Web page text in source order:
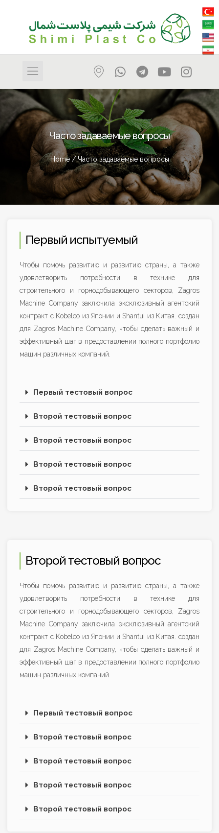
Часто задаваемые вопросы
Home/ Часто задаваемые вопросы
Первый испытуемый
Чтобы помочь развитию и развитию страны, а также
удовлетворить потребности в технике для
строительного и горнодобывающего секторов, Zagros
Machine Company заключила эксклюзивный агентский
контракт с Kobelco из Японии и Shantui из Китая. создан
для Zagros Machine Company, чтобы сделать важный и
эффективный шаг в предоставлении полного портфолио
машин различных компаний.
Первый тестовый вопрос
Второй тестовый вопрос
Второй тестовый вопрос
Второй тестовый вопрос
Второй тестовый вопрос
Второй тестовый вопрос
Чтобы помочь развитию и развитию страны, а также
удовлетворить потребности в технике для
строительного и горнодобывающего секторов, Zagros
Machine Company заключила эксклюзивный агентский
контракт с Kobelco из Японии и Shantui из Китая. создан
для Zagros Machine Company, чтобы сделать важный и
эффективный шаг в предоставлении полного портфолио
машин различных компаний.
Первый тестовый вопрос
Второй тестовый вопрос
Второй тестовый вопрос
Второй тестовый вопрос
Второй тестовый вопрос